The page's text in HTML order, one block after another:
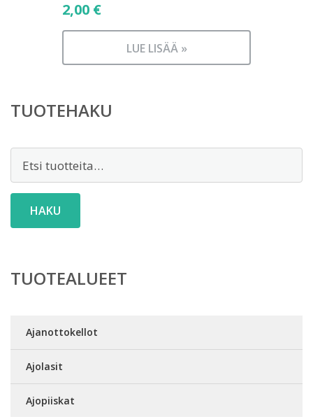
2,00 €
LUE LISÄÄ »
TUOTEHAKU
HAKU
TUOTEALUEET
Ajanottokellot
Ajolasit
Ajopiiskat